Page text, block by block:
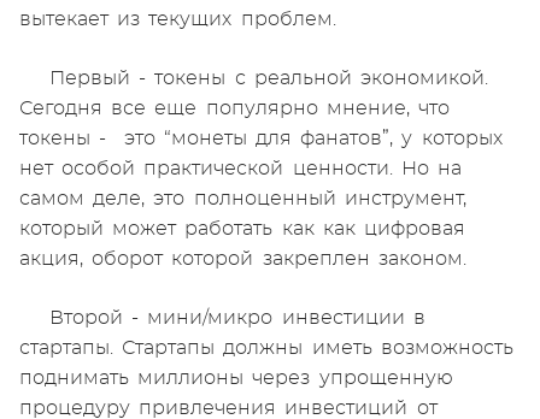
вытекает из текущих проблем.
Первый - токены с реальной экономикой.
Сегодня все еще популярно мнение, что
токены - это “монеты для фанатов”, у которых
нет особой практической ценности. Но на
самом деле, это полноценный инструмент,
который может работать как как цифровая
акция, оборот которой закреплен законом.
Второй - мини/микро инвестиции в
стартапы. Стартапы должны иметь возможность
поднимать миллионы через упрощенную
процедуру привлечения инвестиций от